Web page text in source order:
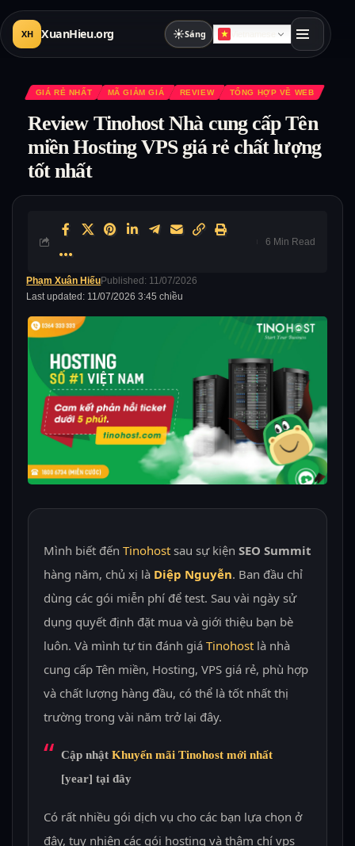
XH XuanHieu.org ☀Sáng
GIÁ RẺ NHẤT MÃ GIẢM GIÁ REVIEW TỔNG HỢP VỀ WEB
Review Tinohost Nhà cung cấp Tên
miền Hosting VPS giá rẻ chất lượng
tốt nhất
Last updated: 11/07/2026 3:45 chiều
Phạm Xuân HiếuPublished: 11/07/2026
6 Min Read
Mình biết đến Tinohostsau sự kiện SEO Summit
hàng năm, chủ xị là Diệp Nguyễn. Ban đầu chỉ
dùng các gói miễn phí để test. Sau vài ngày sử
dụng quyết định đặt mua và giới thiệu bạn bè
luôn. Và mình tự tin đánh giá Tinohostlà nhà
cung cấp Tên miền, Hosting, VPS giá rẻ, phù hợp
và chất lượng hàng đầu, có thể là tốt nhất thị
trường trong vài năm trở lại đây.
Cập nhật Khuyến mãi Tinohost mới nhất
[year] tại đây
Có rất nhiều gói dịch vụ cho các bạn lựa chọn ở
đây, tuy nhiên các gói hosting và thậm chí vps